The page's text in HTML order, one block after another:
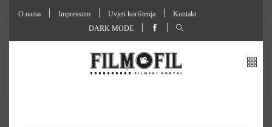
O nama Impressum Uvjeti korištenja
Kontakt
DARK MODE